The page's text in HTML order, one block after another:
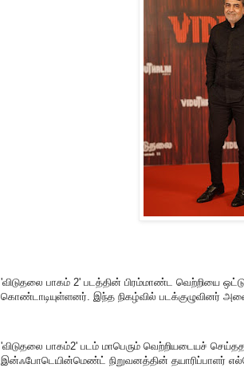
'விடுதலை பாகம் 2' படத்தின் பிரம்மாண்ட வெற்றியை
கொண்டாடியுள்ளனர். இந்த நிகழ்வில் படக்குழுவினர்
'விடுதலை பாகம்2' படம் மாபெரும் வெற்றியடையச்
இன்ஃபோடெயின்மெண்ட் நிறுவனத்தின் தயாரிப்பாளர்